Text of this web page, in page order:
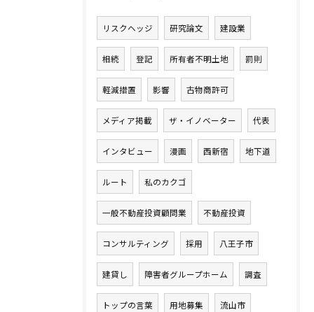
リスクヘッジ 研究論文 建設業
相続 登記 所有者不明土地 罰則
軽減措置 影響 古物商許可
メディア掲載 ザ・イノベーター 代表
インタビュー 漫画 西新宿 地下道
ルート 私のカクゴ
一般不動産投資顧問業 不動産投資
コンサルティング 採用 八王子市
建貸し 障害者グループホーム 調査
トップの言葉 用地募集 流山市